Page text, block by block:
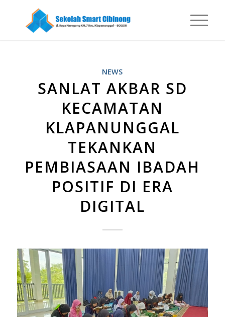
NEWS
SANLAT AKBAR SD
KECAMATAN
KLAPANUNGGAL
TEKANKAN
PEMBIASAAN IBADAH
POSITIF DI ERA
DIGITAL